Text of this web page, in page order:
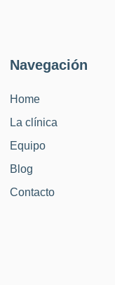
Navegación
Home
La clínica
Equipo
Blog
Contacto